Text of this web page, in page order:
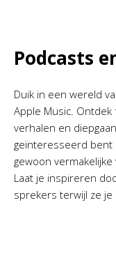
Podcasts
Duik in een wereld
Apple Music.
verhalen en
geïnteresseerd bent
gewoon
Laat je inspireren
sprekers terwijl ze